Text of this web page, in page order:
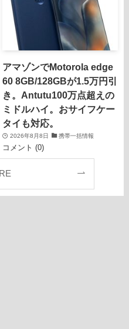
アマゾンでMotorola edge
60 8GB/128GBが1.5万円引
き。Antutu100万点超えの
ミドルハイ。おサイフケー
タイも対応。
2026年8月8日 携帯一括情報
コメント (0)